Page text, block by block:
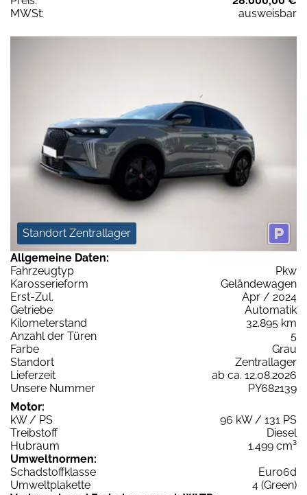
MWSt:
ausweisbar
Standort Zentrallager
Allgemeine Daten:
Fahrzeugtyp
Pkw
Karosserieform
Geländewagen
Erst-Zul.
Apr / 2024
Getriebe
Automatik
Kilometerstand
32.895 km
Anzahl der Türen
5
Farbe
Grau
Standort
Zentrallager
Lieferzeit
ab ca. 12.08.2026
Unsere Nummer
PY682139
Motor:
kW / PS
96 kW / 131 PS
Treibstoff
Diesel
Hubraum
1.499 cm³
Umweltnormen:
Schadstoffklasse
Euro6d
Umweltplakette
4 (Green)